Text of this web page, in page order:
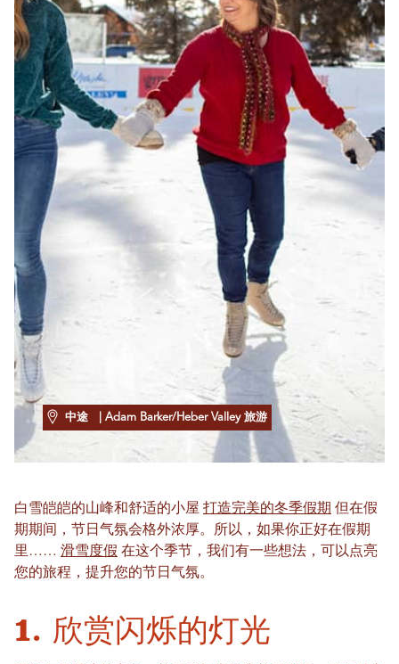
中途 | Adam Barker/Heber Valley 旅游
白雪皑皑的山峰和舒适的小屋 打造完美的冬季假期 但在假
期期间，节日气氛会格外浓厚。所以，如果你正好在假期
里…… 滑雪度假 在这个季节，我们有一些想法，可以点亮
您的旅程，提升您的节日气氛。
1. 欣赏闪烁的灯光